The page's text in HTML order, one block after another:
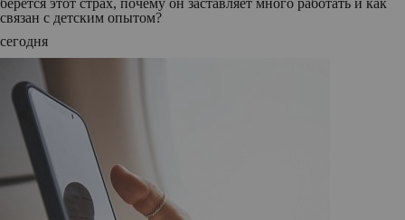
связан с детским опытом?
сегодня